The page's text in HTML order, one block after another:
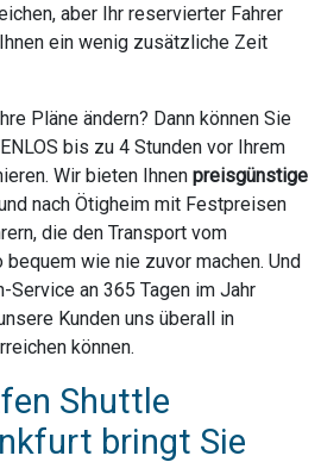
aber Ihr reservierter Fahrer
ein wenig zusätzliche Zeit
Pläne ändern? Dann können Sie
bis zu 4 Stunden vor Ihrem
Wir bieten Ihnen preisgünstige
nach Ötigheim mit Festpreisen
die den Transport vom
wie nie zuvor machen. Und
Service an 365 Tagen im Jahr
Kunden uns überall in
können.
Shuttle
bringt Sie